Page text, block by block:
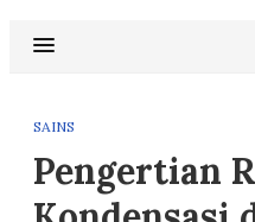
SAINS
Pengertian